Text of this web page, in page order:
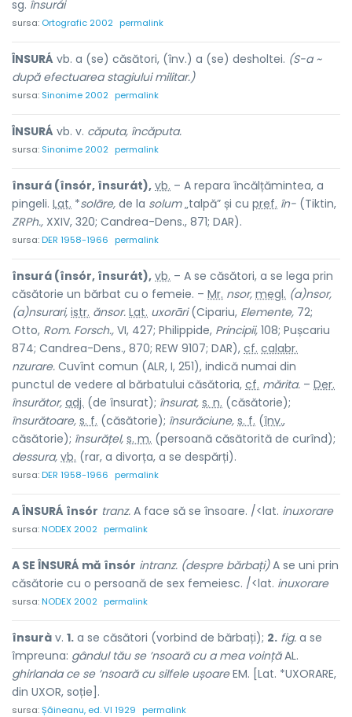
sg. însurái
sursa: Ortografic 2002 permalink
ÎNSURÁ vb. a (se) căsători, (înv.) a (se) desholtei. (S-a ~
după efectuarea stagiului militar.)
sursa: Sinonime 2002 permalink
ÎNSURÁ vb. v. căputa, încăputa.
sursa: Sinonime 2002 permalink
însurá (însór, însurát), vb. – A repara încălțămintea, a
pingeli. Lat. *solāre, de la solum„talpă” și cu pref. în- (Tiktin,
ZRPh., XXIV, 320; Candrea-Dens., 871; DAR).
sursa:DER 1958-1966 permalink
însurá (însór, însurát), vb. – A se căsători, a se lega prin
căsătorie un bărbat cu o femeie. – Mr. nsor, megl. (a)nsor,
(a)nsurari, istr. ănsor. Lat. uxorāri(Cipariu, Elemente, 72;
Otto, Rom. Forsch., VI, 427; Philippide, Principii, 108; Pușcariu
874; Candrea-Dens., 870; REW 9107; DAR), cf. calabr.
nzurare. Cuvînt comun (ALR, I, 251), indică numai din
punctul de vedere al bărbatului căsătoria, cf. mărita. – Der.
însurător, adj. (de însurat); însurat, s. n. (căsătorie);
însurătoare, s. f. (căsătorie); însurăciune, s. f. (înv.,
căsătorie); însurățel, s. m. (persoană căsătorită de curînd);
dessura, vb. (rar, a divorța, a se despărți).
sursa:DER 1958-1966 permalink
A ÎNSURÁ însór tranz. A face să se însoare. /<lat. inuxorare
sursa:NODEX 2002 permalink
A SE ÎNSURÁ mă însór intranz. (despre bărbați)A se uni prin
căsătorie cu o persoană de sex femeiesc. /<lat. inuxorare
sursa:NODEX 2002 permalink
însurà v. 1. a se căsători (vorbind de bărbați); 2. fig. a se
împreuna: gândul tău se ’nsoară cu a mea voințăAL.
ghirlanda ce se ’nsoară cu silfele ușoareEM. [Lat. *UXORARE,
din UXOR, soție].
sursa:Șăineanu, ed. VI 1929 permalink